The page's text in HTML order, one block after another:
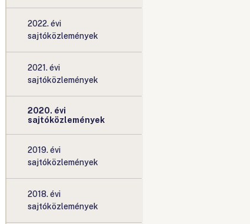
2022. évi
sajtóközlemények
2021. évi
sajtóközlemények
2020. évi
sajtóközlemények
2019. évi
sajtóközlemények
2018. évi
sajtóközlemények